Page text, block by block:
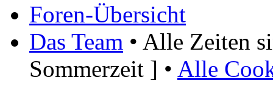
Foren-Übersicht
Das Team • Alle Zeiten
Sommerzeit ] • Alle